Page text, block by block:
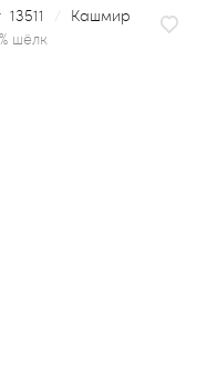
13511
Кашмир
шёлк